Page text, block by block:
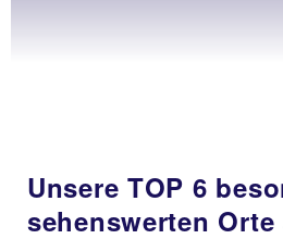
Unsere TOP 6
sehenswerten